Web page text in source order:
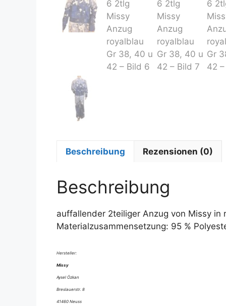
Beschreibung Rezensionen (0)
Beschreibung
auffallender 2teiliger Anzug von Missy
Materialzusammensetzung: 95 %
Hersteller:
Missy
Aysel Özkan
Breslauerstr. 8
41460 Neuss